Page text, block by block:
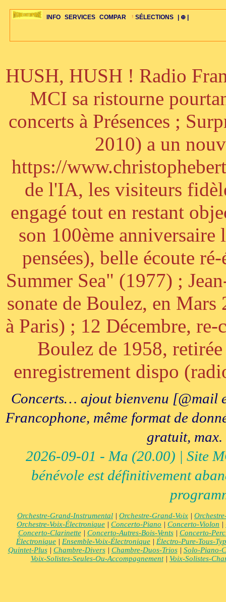
INFO
ÉDITORIAUX ACTUS-CONCERTS HISTOIRE PAYS STYLES-ÉCOLES
SERVICES
MAJ-LISTE ARCH-CONCERTS LIENS RADIOS VIDÉOS PLAN FAQS
COMPAR
SÉLECTION GUIDE-EXPRESS ŒUVRES BIOGRAPHIES PERSPECTIVE
SÉLECTIONS
SÉLECTION COMPOS-INTRO COMPO-INDIV ŒUVRES-INDIV
| ⊕ |
20ÈME PARAL 1001 CD TOP-REC BONUS-ROMANS BONUS-FILMS
CELLO-C
ALTO-C
VIOLON-C
PIANO-CONC GRAND-
HUSH, HUSH ! Radio
MCI sa ristourne
concerts à Présences ;
2010) a un
https://
de l'IA, les visiteurs
engagé tout en restant
son 100ème
pensées), belle écoute
Summer Sea" (1977) ;
sonate de Boulez, en
à Paris) ; 12 Décembre,
Boulez de 1958,
enregistrement dispo
Concerts… ajout bienvenu [@mail
Francophone, même format de
gratuit,
2026-09-01 - Ma (20.00) | Site
bénévole est définitivement
Orchestre-Grand-Instrumental | Orchestre-Grand-Voix |
Orchestre-Voix-Électronique | Concerto-Piano | Concerto-Violon |
Concerto-Clarinette| Concerto-Autres-Bois-Vents| Concerto-
Électronique | Ensemble-Voix-Électronique | Électro-Pure-Tous-
Quintet-Plus| Chambre-Divers| Chambre-Duos-Trios| Solo-Piano-
Voix-Solistes-Seules-Ou-Accompagnement| Voix-Solistes-